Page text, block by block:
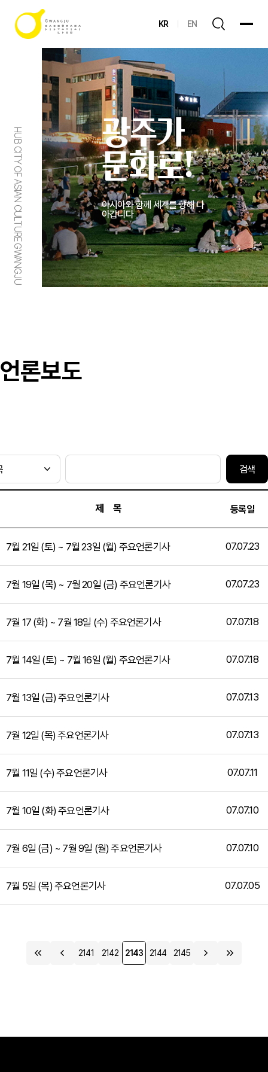
KR EN
HUB CITY OF ASIAN CULTURE GWANGJU
광주가
문화로!
아시아와 함께 세계를 향해 나
아갑니다
언론보도
제 목 등록일
7월 21일 (토) ~ 7월 23일 (월) 주요언론기사 07.07.23
7월 19일 (목) ~ 7월 20일 (금) 주요언론기사 07.07.23
7월 17 (화) ~ 7월 18일 (수) 주요언론기사 07.07.18
7월 14일 (토) ~ 7월 16일 (월) 주요언론기사 07.07.18
7월 13일 (금) 주요언론기사 07.07.13
7월 12일 (목) 주요언론기사 07.07.13
7월 11일 (수) 주요언론기사 07.07.11
7월 10일 (화) 주요언론기사 07.07.10
7월 6일 (금) ~ 7월 9일 (월) 주요언론기사 07.07.10
7월 5일 (목) 주요언론기사 07.07.05
2141 2142 2143 2144 2145
검색